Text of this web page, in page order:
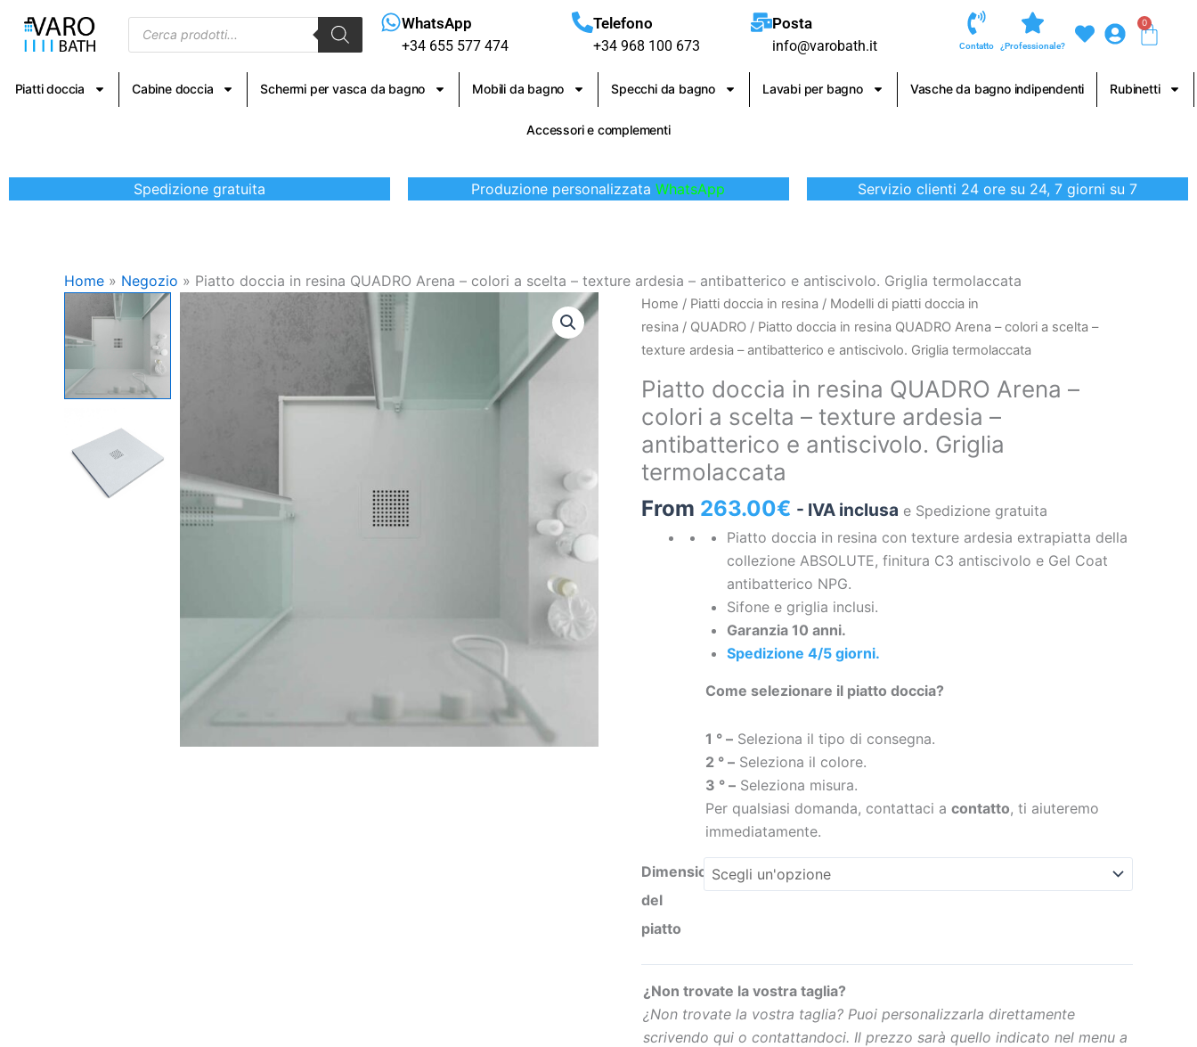
contenuto
Products
search
WhatsApp
+34 655 577 474
Telefono
+34 968 100 673
Posta
info@varobath.it Contatto ¿Professionale?
0
Piatti doccia Cabine doccia Schermi per vasca da bagno Mobili da bagno Specchi da bagno Lavabi per bagno Vasche da bagno indipendenti Rubinetti
Accessori e complementi
Spedizione gratuita Produzione personalizzataWhatsApp Servizio clienti 24 ore su 24, 7 giorni su 7
Home » Negozio » Piatto doccia in resina QUADRO Arena – colori a scelta – texture ardesia – antibatterico e antiscivolo. Griglia termolaccata
Home / Piatti doccia in resina / Modelli di piatti doccia in
resina / QUADRO / Piatto doccia in resina QUADRO Arena – colori a scelta –
texture ardesia – antibatterico e antiscivolo. Griglia termolaccata
Piatto doccia in resina QUADRO Arena –
colori a scelta – texture ardesia –
antibatterico e antiscivolo. Griglia
termolaccata
From 263.00€ - IVA inclusa e Spedizione gratuita
Piatto doccia in resina con texture ardesia extrapiatta della
collezione ABSOLUTE, finitura C3 antiscivolo e Gel Coat
antibatterico NPG.
Sifone e griglia inclusi.
Garanzia 10 anni.
Spedizione 4/5 giorni.
Come selezionare il piatto doccia?
1 ° – Seleziona il tipo di consegna.
2 ° – Seleziona il colore.
3 ° – Seleziona misura.
Per qualsiasi domanda, contattaci a contatto, ti aiuteremo
immediatamente.
Dimensioni
del
piatto
¿Non trovate la vostra taglia?
¿Non trovate la vostra taglia? Puoi personalizzarla direttamente
scrivendo qui o contattandoci. Il prezzo sarà quello indicato nel menu a
Piatto
doccia
in
QUADRO
Arena
–
colori
scelta
antibatterico